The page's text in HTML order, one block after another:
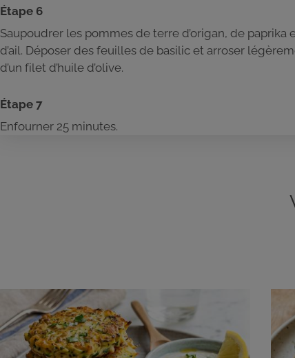
Étape 6
Saupoudrer les pommes de terre d’origan, de paprika
d’ail. Déposer des feuilles de basilic et arroser
d’un filet d’huile d’olive.
Étape 7
Enfourner 25 minutes.